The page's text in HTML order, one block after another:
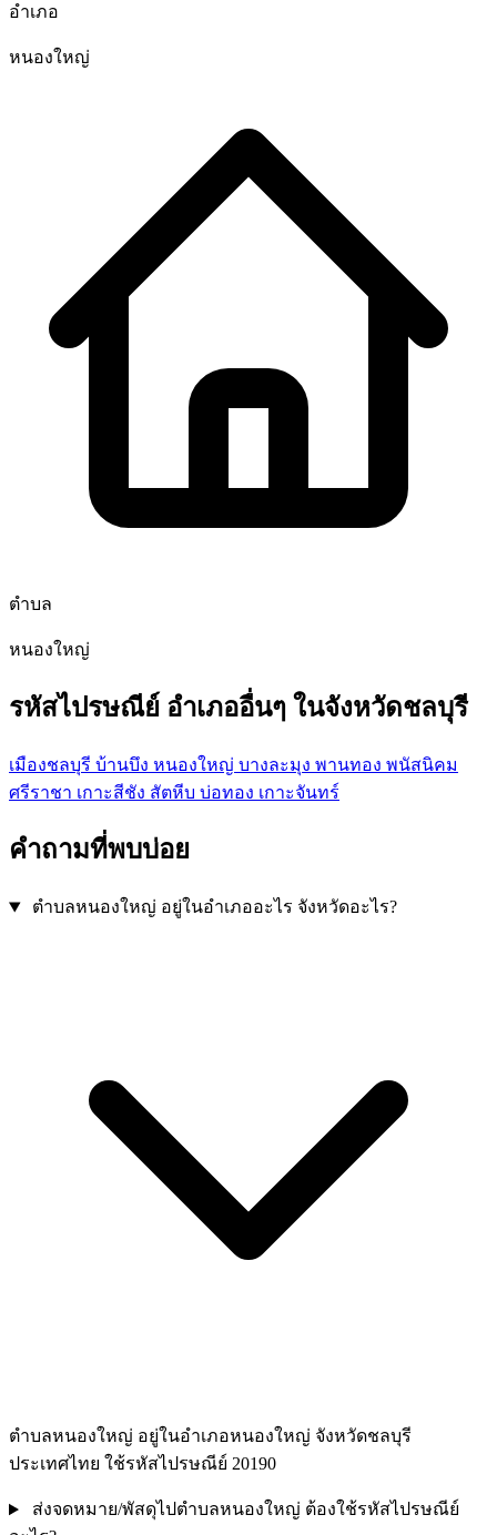
อำเภอ
หนองใหญ่
ตำบล
หนองใหญ่
รหัสไปรษณีย์ อำเภออื่นๆ ในจังหวัดชลบุรี
เมืองชลบุรี บ้านบึง หนองใหญ่ บางละมุง พานทอง พนัสนิคม
ศรีราชา เกาะสีชัง สัตหีบ บ่อทอง เกาะจันทร์
คำถามที่พบบ่อย
ตำบลหนองใหญ่ อยู่ในอำเภออะไร จังหวัดอะไร?
ตำบลหนองใหญ่ อยู่ในอำเภอหนองใหญ่ จังหวัดชลบุรี
ประเทศไทย ใช้รหัสไปรษณีย์ 20190
ส่งจดหมาย/พัสดุไปตำบลหนองใหญ่ ต้องใช้รหัสไปรษณีย์